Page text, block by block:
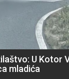
U Kotor
mladića